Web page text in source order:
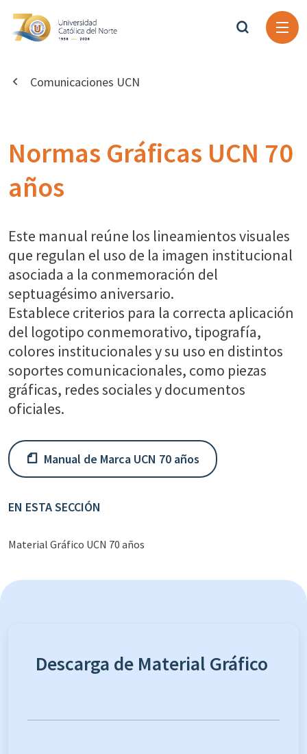
Comunicaciones UCN
Normas Gráficas UCN 70
años
Este manual reúne los lineamientos visuales
que regulan el uso de la imagen institucional
asociada a la conmemoración del
septuagésimo aniversario.
Establece criterios para la correcta aplicación
del logotipo conmemorativo, tipografía,
colores institucionales y su uso en distintos
soportes comunicacionales, como piezas
gráficas, redes sociales y documentos
oficiales.
Manual de Marca UCN 70 años
EN ESTA SECCIÓN
Material Gráfico UCN 70 años
Descarga de Material Gráfico